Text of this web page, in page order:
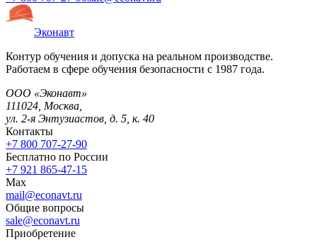
Эконавт
Контур обучения и допуска на реальном производстве.
Работаем в сфере обучения безопасности с 1987 года.
ООО «Эконавт»
111024 Москва
ул. 2-я Энтузиастов, д. 5, к. 40
Контакты
+7 800 707-27-90
Бесплатно по России
+7 921 865-47-15
Max
mail@econavt.ru
Общие вопросы
sale@econavt.ru
Приобретение